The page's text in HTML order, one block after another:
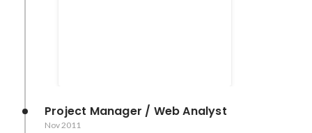
Project Manager / Web Analyst
Nov 2011